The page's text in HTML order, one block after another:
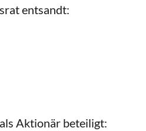
entsandt:
Aktionär beteiligt: